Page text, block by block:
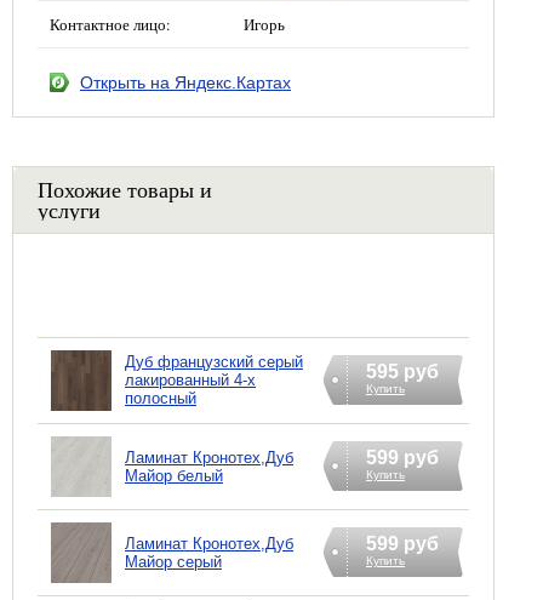
Контактное лицо: Игорь
Открыть на Яндекс.Картах
Похожие товары и
услуги
Дуб французский серый
лакированный 4-х
полосный
595 руб
Купить
Ламинат Кронотех,Дуб
Майор белый
599 руб
Купить
Ламинат Кронотех,Дуб
Майор серый
599 руб
Купить